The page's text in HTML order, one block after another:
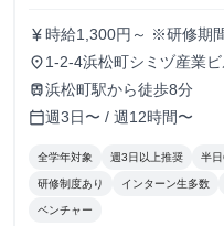
currency_yen 時給1,300円～ ※研修期
況により決定
place 1-2-4浜松町シミヅ産業
train浜松町駅から徒歩8分
calendar_today週3日〜 / 週12時間〜
全学年対象 週3日以上推奨 半
研修制度あり インターン生多数
ベンチャー